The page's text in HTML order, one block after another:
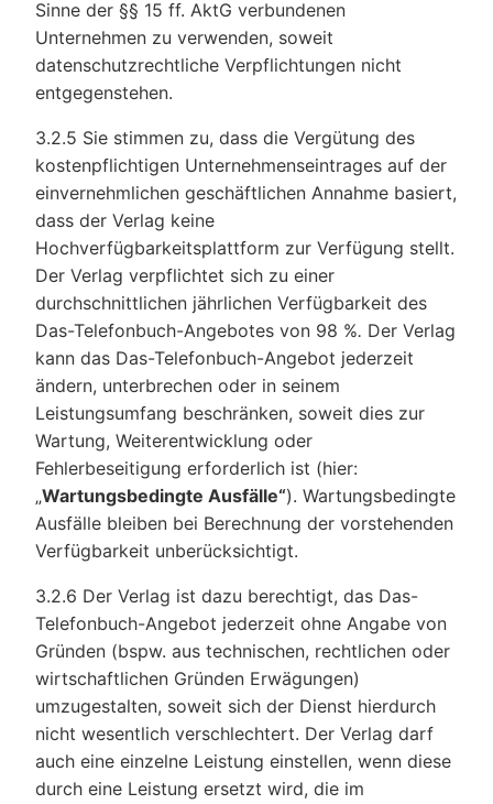
Sinne der §§ 15 ff. AktG verbundenen
Unternehmen zu verwenden, soweit
datenschutzrechtliche Verpflichtungen nicht
entgegenstehen.
3.2.5 Sie stimmen zu, dass die Vergütung des
kostenpflichtigen Unternehmenseintrages auf der
einvernehmlichen geschäftlichen Annahme basiert,
dass der Verlag keine
Hochverfügbarkeitsplattform zur Verfügung stellt.
Der Verlag verpflichtet sich zu einer
durchschnittlichen jährlichen Verfügbarkeit des
Das-Telefonbuch-Angebotes von 98 %. Der Verlag
kann das Das-Telefonbuch-Angebot jederzeit
ändern, unterbrechen oder in seinem
Leistungsumfang beschränken, soweit dies zur
Wartung, Weiterentwicklung oder
Fehlerbeseitigung erforderlich ist (hier:
„Wartungsbedingte Ausfälle“). Wartungsbedingte
Ausfälle bleiben bei Berechnung der vorstehenden
Verfügbarkeit unberücksichtigt.
3.2.6 Der Verlag ist dazu berechtigt, das Das-
Telefonbuch-Angebot jederzeit ohne Angabe von
Gründen (bspw. aus technischen, rechtlichen oder
wirtschaftlichen Gründen Erwägungen)
umzugestalten, soweit sich der Dienst hierdurch
nicht wesentlich verschlechtert. Der Verlag darf
auch eine einzelne Leistung einstellen, wenn diese
durch eine Leistung ersetzt wird, die im